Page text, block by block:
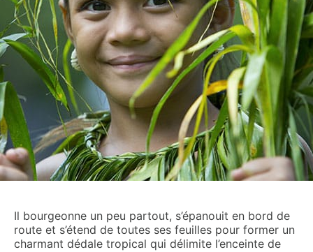
Il bourgeonne un peu partout, s’épanouit en bord de
route et s’étend de toutes ses feuilles pour former un
charmant dédale tropical qui délimite l’enceinte de